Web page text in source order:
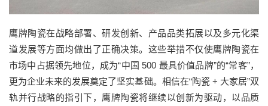
鹰牌陶瓷在战略部署、研发创新、产品品类拓展以及多元化渠
道发展等方面均做出了正确决策。这些举措不仅使鹰牌陶瓷在
市场中占据领先地位，成为“中国 500 最具价值品牌”的“常客”，
更为企业未来的发展奠定了坚实基础。相信在“陶瓷 + 大家居”双
轨并行战略的指引下，鹰牌陶瓷将继续以创新为驱动，以品质